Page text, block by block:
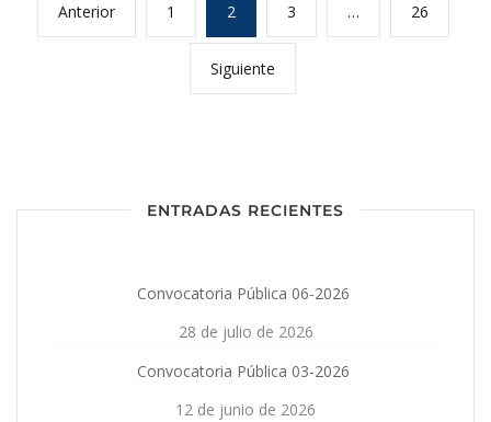
Anterior 1 2 3 … 26
Siguiente
ENTRADAS RECIENTES
Convocatoria Pública 06-2026
28 de julio de 2026
Convocatoria Pública 03-2026
12 de junio de 2026